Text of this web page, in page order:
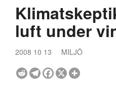
luft under
2008 10 13 MILJÖ